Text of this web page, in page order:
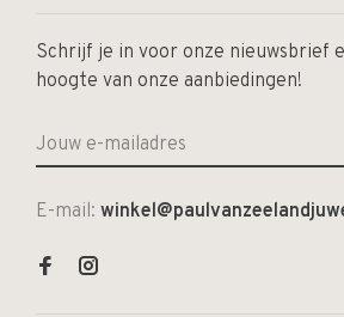
Schrijf je in voor onze nieuwsbrief
hoogte van onze aanbiedingen!
E-mail: